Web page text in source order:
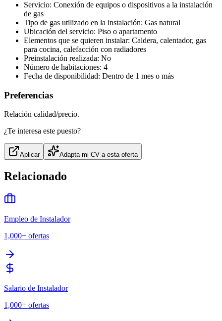
Servicio: Conexión de equipos o dispositivos a la instalación
de gas
Tipo de gas utilizado en la instalación: Gas natural
Ubicación del servicio: Piso o apartamento
Elementos que se quieren instalar: Caldera, calentador, gas
para cocina, calefacción con radiadores
Preinstalación realizada: No
Número de habitaciones: 4
Fecha de disponibilidad: Dentro de 1 mes o más
Preferencias
Relación calidad/precio.
¿Te interesa este puesto?
Aplicar Adapta mi CV a esta oferta
Relacionado
Empleo de Instalador
1,000+ ofertas
Salario de Instalador
1,000+ ofertas